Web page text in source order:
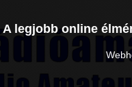
A legjobb online